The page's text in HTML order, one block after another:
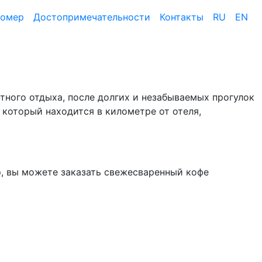
Достопримеча­тельности Контакты RU EN
отдыха, после долгих и незабываемых прогулок
находится в километре от отеля,
вы можете заказать свежесваренный кофе